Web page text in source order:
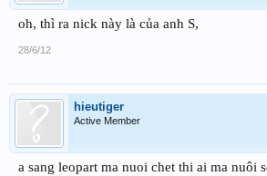
oh, thì ra nick này là của anh S,
28/6/12
hieutiger
Active Member
a sang leopart ma nuoi chet thi ai ma nuôi